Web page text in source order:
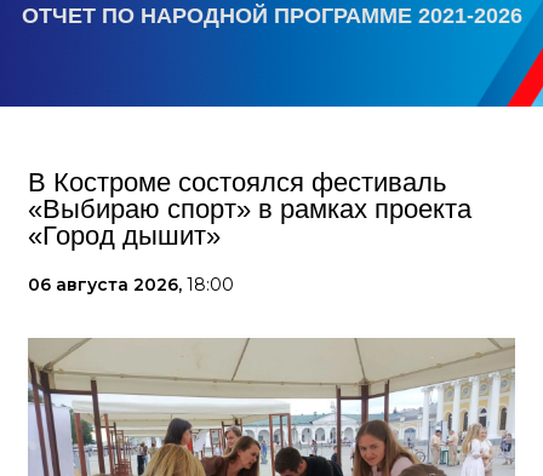
ОТЧЕТ ПО НАРОДНОЙ ПРОГРАММЕ 2021-2026
В Костроме состоялся фестиваль
«Выбираю спорт» в рамках проекта
«Город дышит»
06 августа 2026, 18:00